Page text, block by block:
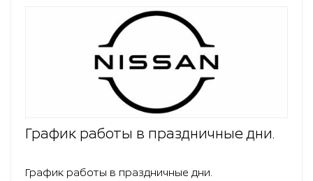
График работы в праздничные дни.
График работы в праздничные дни.